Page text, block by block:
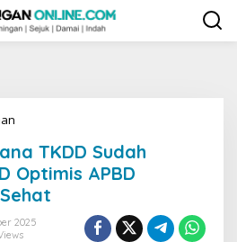
Triliun
Dana
TKDD
Sudah
Terserap,
BPKAD
TKDD Sudah
Optimis APBD
2025